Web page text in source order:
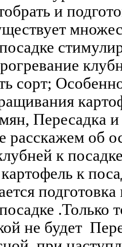
и
сорт;
Пересадка
расскажем об
к
картофель к
.Только
не будет